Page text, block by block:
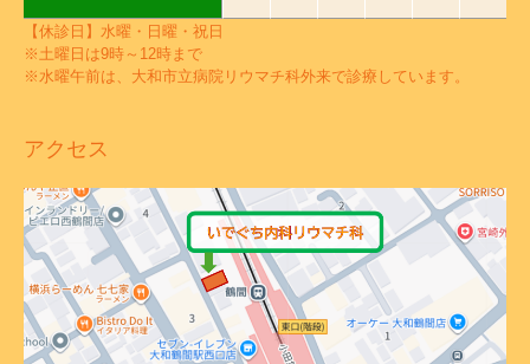
【休診日】水曜・日曜・祝日
※土曜日は9時～12時まで
※水曜午前は、大和市立病院リウマチ科外来で診療しています。
アクセス